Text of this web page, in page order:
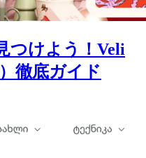
つけよう！Veli
徹底ガイド